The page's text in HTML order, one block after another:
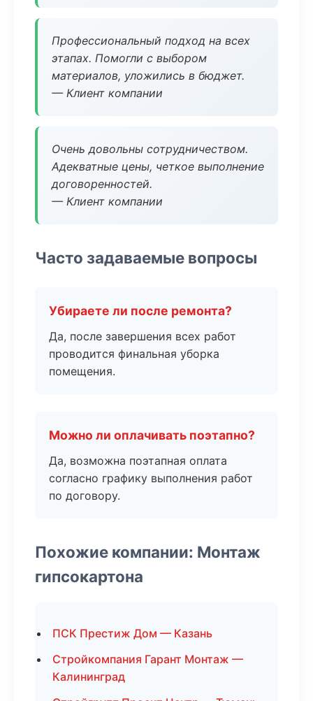
Профессиональный подход на всех
этапах. Помогли с выбором
материалов, уложились в бюджет.
— Клиент компании
Очень довольны сотрудничеством.
Адекватные цены, четкое выполнение
договоренностей.
— Клиент компании
Часто задаваемые вопросы
Убираете ли после ремонта?
Да, после завершения всех работ
проводится финальная уборка
помещения.
Можно ли оплачивать поэтапно?
Да, возможна поэтапная оплата
согласно графику выполнения работ
по договору.
Похожие компании: Монтаж
гипсокартона
ПСК Престиж Дом — Казань
Стройкомпания Гарант Монтаж —
Калининград